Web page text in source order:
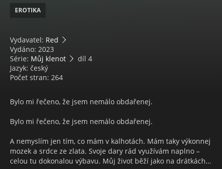
EROTIKA
Vydavatel: Red
Vydáno: 2023
Série: Můj klenot
díl 4
Jazyk: český
Počet stran: 264
Bylo mi řečeno, že jsem nemálo obdařenej.
Bylo mi řečeno, že jsem nemálo obdařenej.
A nemyslím jen tím, co mám v kalhotách. Mám taky výkonnej
mozek a srdce ze zlata. Svoje dary rád využívám naplno –
celou tu dokonalou výbavu. Můj život běží jako na drátkách…